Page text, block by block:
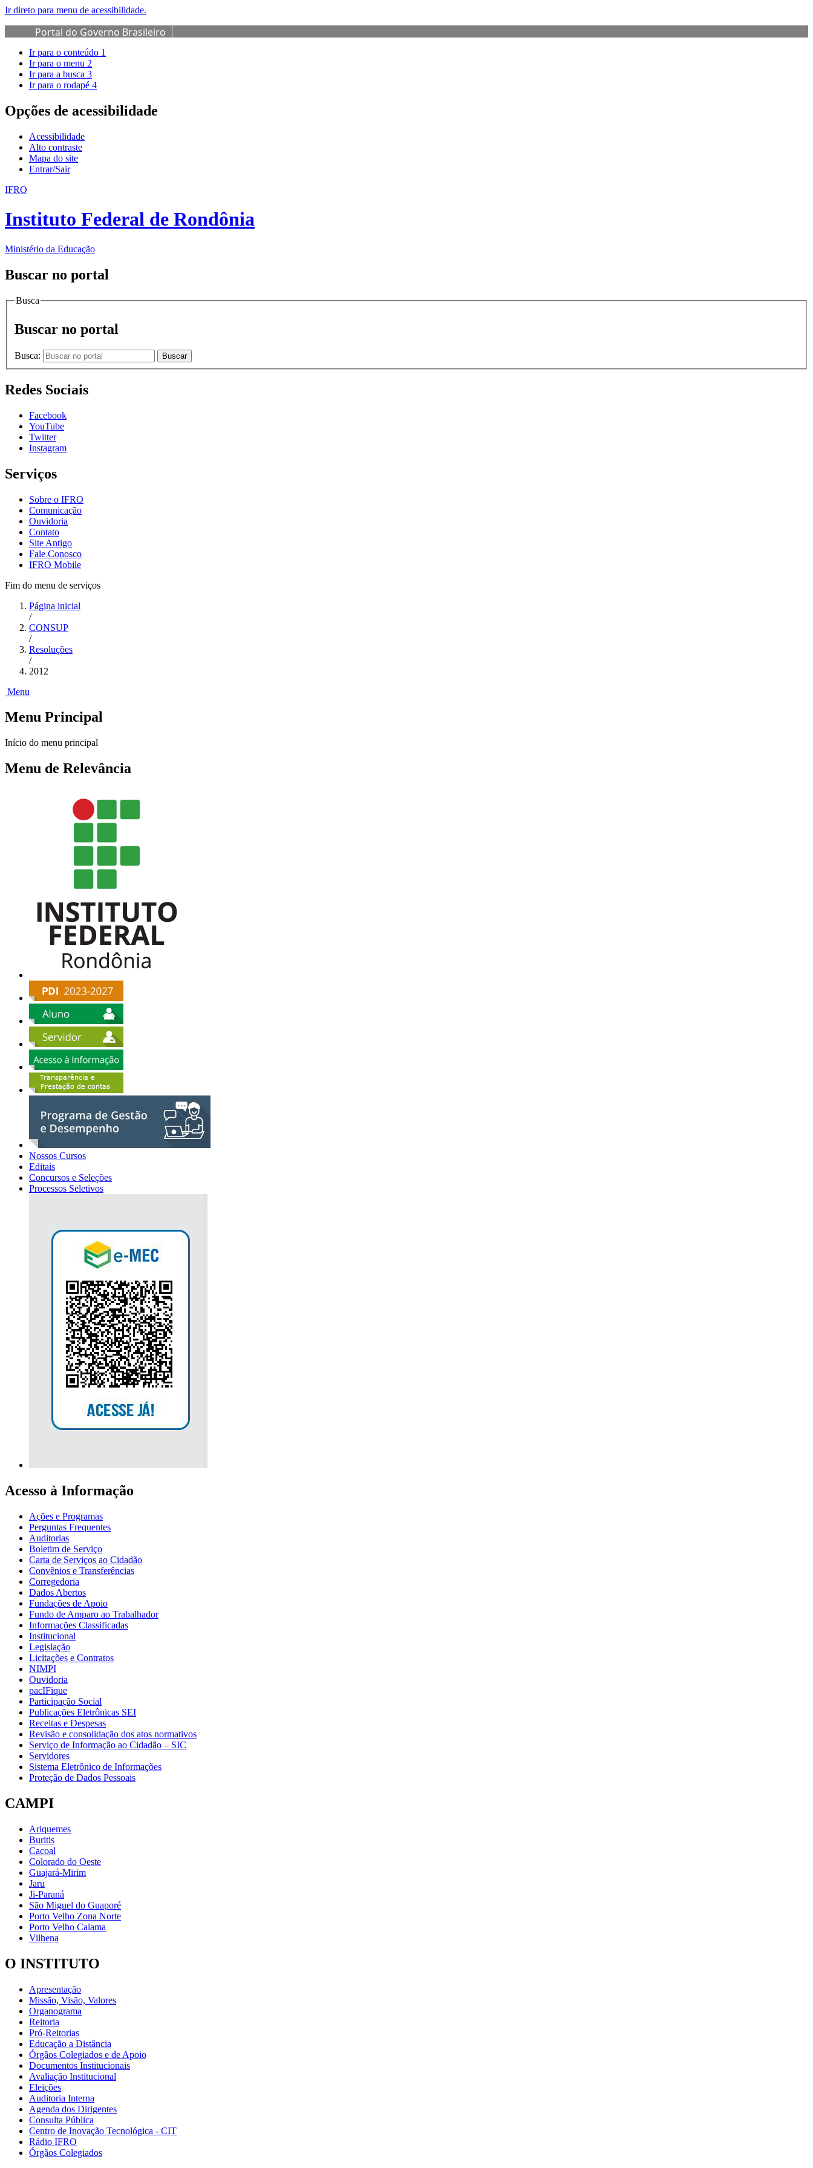
Ir direto para menu de acessibilidade.
Portal do Governo Brasileiro
Ir para o conteúdo 1
Ir para o menu 2
Ir para a busca 3
Ir para o rodapé 4
Opções de acessibilidade
Acessibilidade
Alto contraste
Mapa do site
Entrar/Sair
IFRO
Instituto Federal de Rondônia
Ministério da Educação
Buscar no portal
Busca
Buscar no portal
Busca: Buscar
Redes Sociais
Facebook
YouTube
Twitter
Instagram
Serviços
Sobre o IFRO
Comunicação
Ouvidoria
Contato
Site Antigo
Fale Conosco
IFRO Mobile
Fim do menu de serviços
Página inicial
/
CONSUP
/
Resoluções
/
2012
Menu
Menu Principal
Início do menu principal
Menu de Relevância
Nossos Cursos
Editais
Concursos e Seleções
Processos Seletivos
Acesso à Informação
Ações e Programas
Perguntas Frequentes
Auditorias
Boletim de Serviço
Carta de Serviços ao Cidadão
Convênios e Transferências
Corregedoria
Dados Abertos
Fundações de Apoio
Fundo de Amparo ao Trabalhador
Informações Classificadas
Institucional
Legislação
Licitações e Contratos
NIMPI
Ouvidoria
pacIFique
Participação Social
Publicações Eletrônicas SEI
Receitas e Despesas
Revisão e consolidação dos atos normativos
Serviço de Informação ao Cidadão – SIC
Servidores
Sistema Eletrônico de Informações
Proteção de Dados Pessoais
CAMPI
Ariquemes
Buritis
Cacoal
Colorado do Oeste
Guajará-Mirim
Jaru
Ji-Paraná
São Miguel do Guaporé
Porto Velho Zona Norte
Porto Velho Calama
Vilhena
O INSTITUTO
Apresentação
Missão, Visão, Valores
Organograma
Reitoria
Pró-Reitorias
Educação a Distância
Órgãos Colegiados e de Apoio
Documentos Institucionais
Avaliação Institucional
Eleições
Auditoria Interna
Agenda dos Dirigentes
Consulta Pública
Centro de Inovação Tecnológica - CIT
Rádio IFRO
Órgãos Colegiados